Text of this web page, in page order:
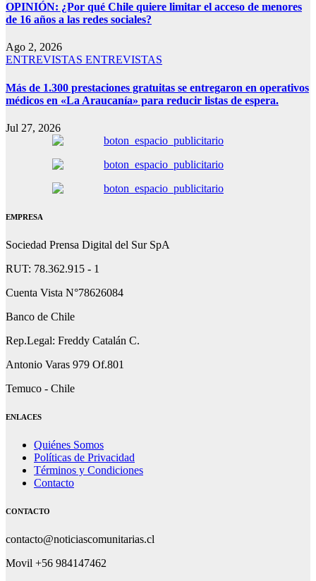
OPINIÓN: ¿Por qué Chile quiere limitar el acceso de menores
de 16 años a las redes sociales?
Ago 2, 2026
ENTREVISTAS ENTREVISTAS
Más de 1.300 prestaciones gratuitas se entregaron en operativos
médicos en «La Araucanía» para reducir listas de espera.
Jul 27, 2026
EMPRESA
Sociedad Prensa Digital del Sur SpA
RUT: 78.362.915 - 1
Cuenta Vista N°78626084
Banco de Chile
Rep.Legal: Freddy Catalán C.
Antonio Varas 979 Of.801
Temuco - Chile
ENLACES
Quiénes Somos
Políticas de Privacidad
Términos y Condiciones
Contacto
CONTACTO
contacto@noticiascomunitarias.cl
Movil +56 984147462